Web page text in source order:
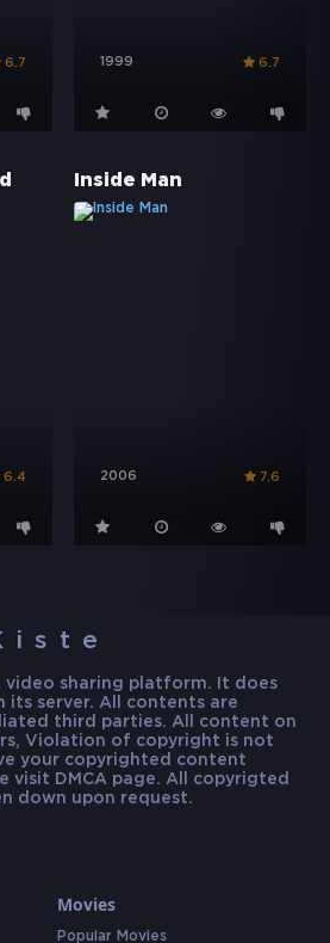
6.7 1999 6.7
6.4
Inside Man
2006 7.6
video sharing platform. It does
its server. All contents are
third parties. All content on
Violation of copyright is not
your copyrighted content
visit DMCA page. All copyrigted
down upon request.
Movies
Popular Movies